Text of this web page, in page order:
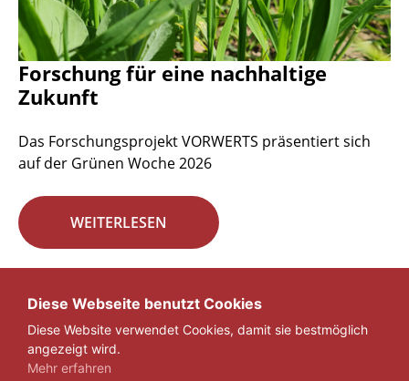
Forschung für eine nachhaltige
Zukunft
Das Forschungsprojekt VORWERTS präsentiert sich
auf der Grünen Woche 2026
WEITERLESEN
1 2 3 ... 29 »
Diese Webseite benutzt Cookies
Diese Website verwendet Cookies, damit sie bestmöglich
angezeigt wird.
Mehr erfahren